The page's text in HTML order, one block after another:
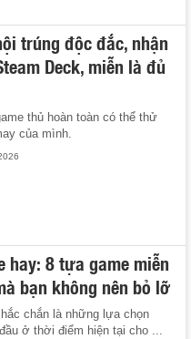
trúng độc đắc, nhận
Deck, miễn là đủ
thủ hoàn toàn có thể thử
của mình.
hay: 8 tựa game miễn
bạn không nên bỏ lỡ
chắn là những lựa chọn
ở thời điểm hiện tại cho ...